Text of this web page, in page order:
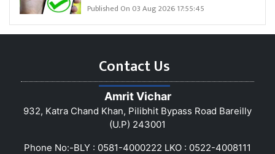
Published On 03 Aug 2026 17:55:45
Contact Us
Amrit Vichar
932, Katra Chand Khan, Pilibhit Bypass Road Bareilly
(U.P) 243001
Phone No:-BLY : 0581-4000222 LKO : 0522-4008111